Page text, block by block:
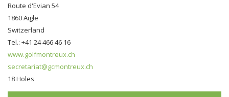
Route d'Evian 54
1860 Aigle
Switzerland
Tel.: +41 24 466 46 16
www.golfmontreux.ch
secretariat@gcmontreux.ch
18 Holes